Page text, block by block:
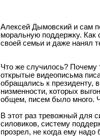
Алексей Дымовский и сам
моральную поддержку. Как
своей семьи и даже нанял
Что же случилось? Почему
открытые видеописьма
обращались к президенту,
низменности, которых
общем, писем было много.
В этот раз тревожный для
силовиков, систему
прозрел, не когда ему надо